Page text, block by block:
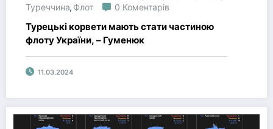
Туреччина, Флот 0 Коментарів
Турецькі корвети мають стати частиною
флоту України, – Гуменюк
11.03.2024